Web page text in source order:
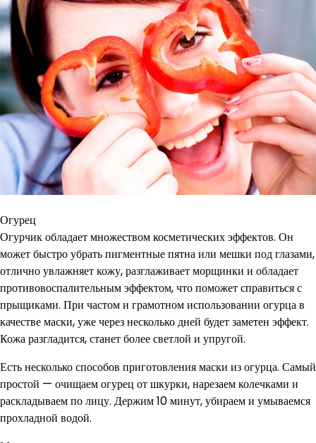
Огурец
Огурчик обладает множеством косметических эффектов. Он
может быстро убрать пигментные пятна или мешки под глазами,
отлично увлажняет кожу, разглаживает морщинки и обладает
противовоспалительным эффектом, что поможет справиться с
прыщиками. При частом и грамотном использовании огурца в
качестве маски, уже через несколько дней будет заметен эффект.
Кожа разгладится, станет более светлой и упругой.
Есть несколько способов приготовления маски из огурца. Самый
простой — очищаем огурец от шкурки, нарезаем колечками и
раскладываем по лицу. Держим 10 минут, убираем и умываемся
прохладной водой.